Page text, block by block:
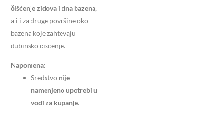
čišćenje zidova i dna bazena,
ali i za druge površine oko
bazena koje zahtevaju
dubinsko čišćenje.
Napomena:
Sredstvo nije
namenjeno upotrebi u
vodi za kupanje.